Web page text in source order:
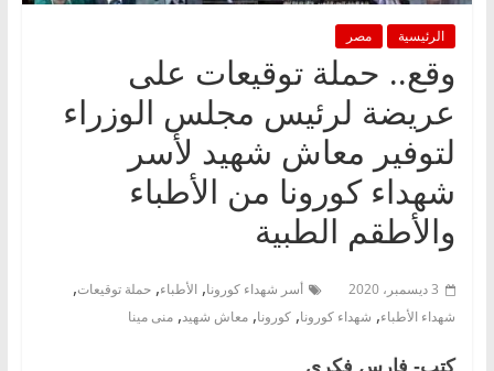
الرئيسية مصر
وقع.. حملة توقيعات على
عريضة لرئيس مجلس الوزراء
لتوفير معاش شهيد لأسر
شهداء كورونا من الأطباء
والأطقم الطبية
3 ديسمبر، 2020 أسر شهداء كورونا, الأطباء, حملة توقيعات,
شهداء الأطباء, شهداء كورونا, كورونا, معاش شهيد, منى مينا
كتب- فارس فكري